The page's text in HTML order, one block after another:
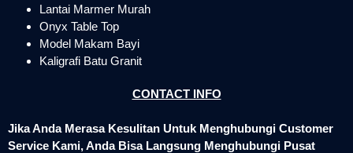
Lantai Marmer Murah
Onyx Table Top
Model Makam Bayi
Kaligrafi Batu Granit
CONTACT INFO
Jika Anda Merasa Kesulitan Untuk Menghubungi Customer
Service Kami, Anda Bisa Langsung Menghubungi Pusat